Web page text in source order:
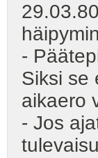
-
Siksi se
aikaero
- Jos